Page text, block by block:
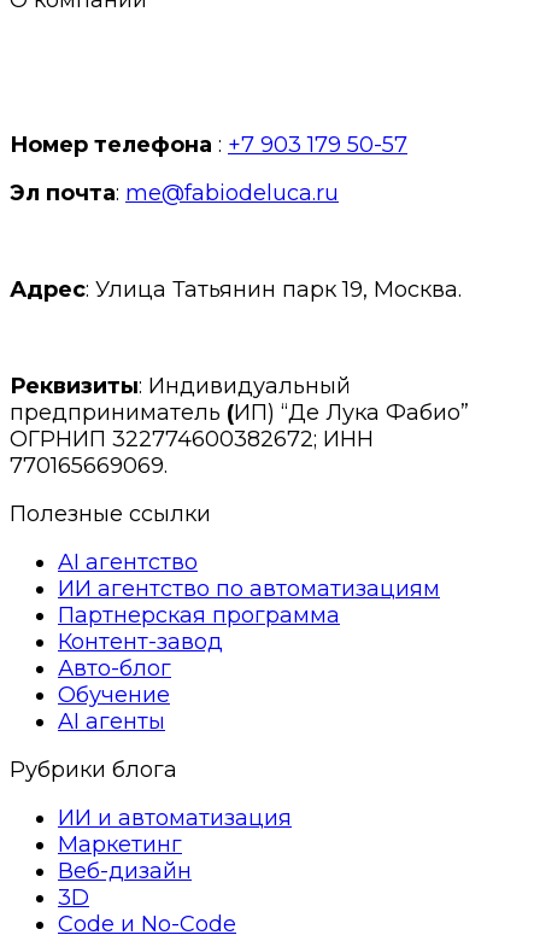
Номер телефона : +7 903 179 50-57
Эл почта: me@fabiodeluca.ru
Адрес: Улица Татьянин парк 19, Москва.
Реквизиты: Индивидуальный
предприниматель (ИП) “Де Лука Фабио”
ОГРНИП 322774600382672; ИНН
770165669069.
Полезные ссылки
AI агентство
ИИ агентство по автоматизациям
Партнерская программа
Контент-завод
Авто-блог
Обучение
AI агенты
Рубрики блога
ИИ и автоматизация
Маркетинг
Веб-дизайн
3D
Code и No-Code